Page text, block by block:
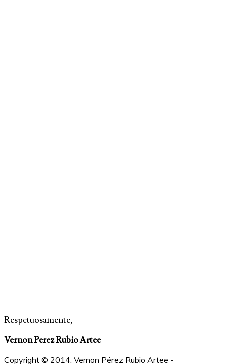
Respetuosamente,
Vernon Perez Rubio Artee
Copyright © 2014. Vernon Pérez Rubio Artee -